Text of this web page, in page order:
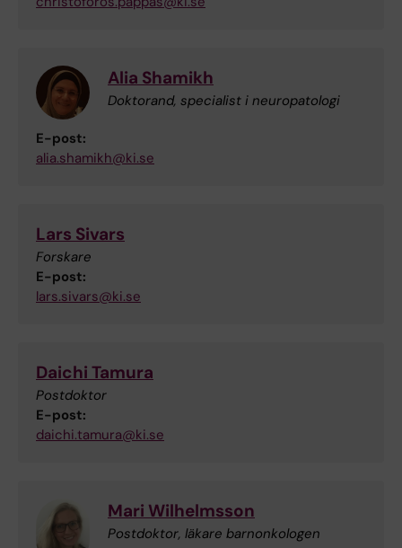
Alia Shamikh
Doktorand, specialist i neuropatologi
E-post:
alia.shamikh@ki.se
Lars Sivars
Forskare
E-post:
lars.sivars@ki.se
Daichi Tamura
Postdoktor
E-post:
daichi.tamura@ki.se
Mari Wilhelmsson
Postdoktor, läkare barnonkologen